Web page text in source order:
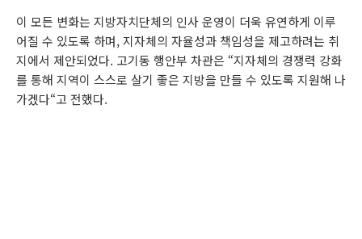
이 모든 변화는 지방자치단체의 인사 운영이 더욱 유연하게 이루
어질 수 있도록 하며, 지자체의 자율성과 책임성을 제고하려는 취
지에서 제안되었다. 고기동 행안부 차관은 “지자체의 경쟁력 강화
를 통해 지역이 스스로 살기 좋은 지방을 만들 수 있도록 지원해 나
가겠다“고 전했다.